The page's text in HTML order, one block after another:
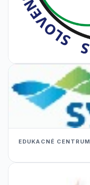
EDUKACNÉ CENTRUM